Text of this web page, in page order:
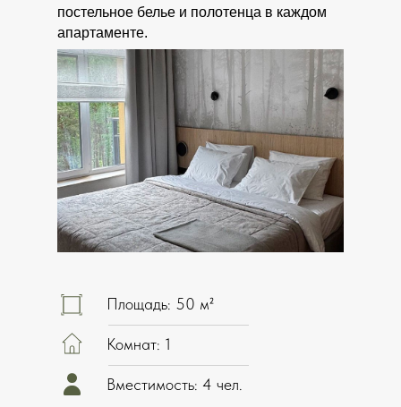
Площадь: 50 м²
Комнат: 1
Вместимость: 4 чел.
постельное белье и полотенца в каждом
апартаменте.